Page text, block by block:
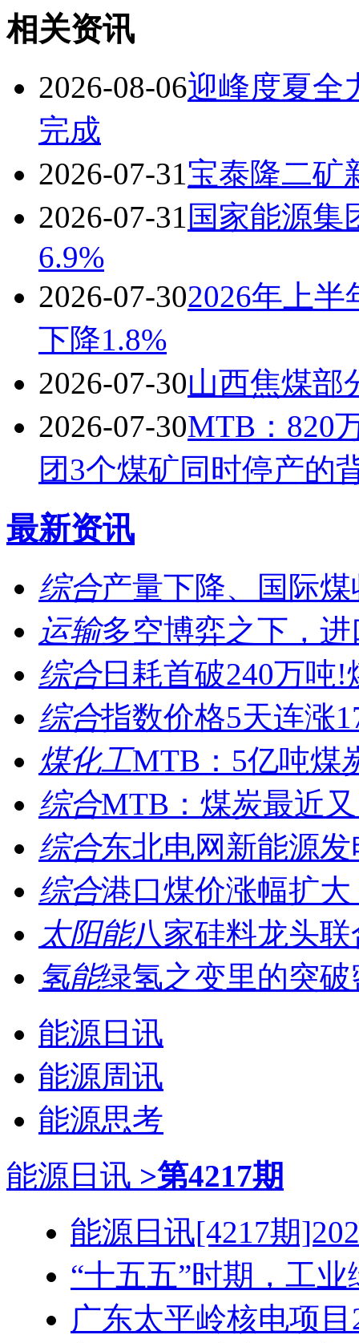
相关资讯
2026-08-06迎峰度夏全
完成
2026-07-31宝泰隆二矿
2026-07-31 国家能源集
6.9%
2026-07-302026年上半
下降1.8%
2026-07-30山西焦煤部
2026-07-30MTB：820
团3个煤矿同时停产的
最新资讯
综合产量下降、国际
运输多空博弈之下，
综合日耗首破240万吨!
综合指数价格5天连涨
煤化工MTB：5亿吨煤
综合MTB：煤炭最近
综合东北电网新能源
综合港口煤价涨幅扩
太阳能八家硅料龙头
氢能绿氢之变里的突破
能源日讯
能源周讯
能源思考
能源日讯 >第4217期
能源日讯[4217期
“十五五”时期，工业
广东太平岭核电项